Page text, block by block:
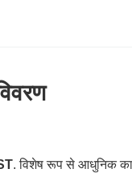
. विशेष रूप से आधुनिक